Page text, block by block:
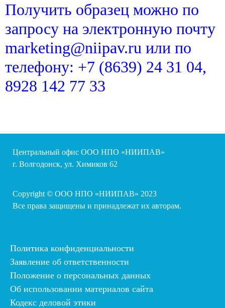
Получить образец можно по
запросу на электронную почту
marketing@niipav.ru или по
телефону: +7 (8639) 24 31 04,
8928 142 77 33
Центральный офис ООО НПО «НИИПАВ»
г. Волгодонск, ул. Химиков 62
Copyright © ООО НПО «НИИПАВ» 2023
Все права защищены и принадлежат их авторам.
Политика конфиденциальности
Заявление об ответственности
Положение о персональных данных
Об использовании материалов сайта
Кодекс деловой этики